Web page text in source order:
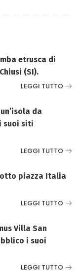
etrusca di
(SI).
LEGGI TUTTO
da
suoi siti
LEGGI TUTTO
Sotto piazza Italia
LEGGI TUTTO
Villa San
i suoi
LEGGI TUTTO